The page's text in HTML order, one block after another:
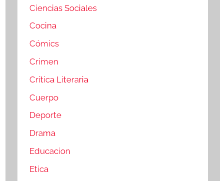
Ciencias Sociales
Cocina
Cómics
Crimen
Crítica Literaria
Cuerpo
Deporte
Drama
Educacion
Etica